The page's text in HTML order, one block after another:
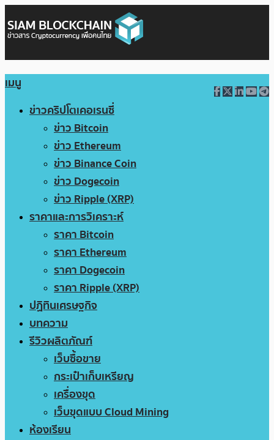
เมนู
ข่าวคริปโตเคอเรนซี่
ข่าว Bitcoin
ข่าว Ethereum
ข่าว Binance Coin
ข่าว Dogecoin
ข่าว Ripple (XRP)
ราคาและการวิเคราะห์
ราคา Bitcoin
ราคา Ethereum
ราคา Dogecoin
ราคา Ripple (XRP)
ปฏิทินเศรษฐกิจ
บทความ
รีวิวผลิตภัณฑ์
เว็บซื้อขาย
กระเป๋าเก็บเหรียญ
เครื่องขุด
เว็บขุดแบบ Cloud Mining
ห้องเรียน